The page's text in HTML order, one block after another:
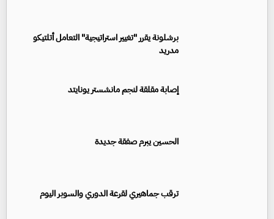
برشلونة يقرر "تغيير استراتيجية" التعامل أتلتيكو
مدريد
إصابة مقلقة لنجم مانشستر يونايتد
الحسين يبرم صفقة جديدة
ترقب جماهيري لقرعة الدوري والسوبر اليوم